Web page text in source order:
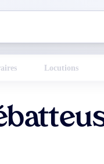
Locutions